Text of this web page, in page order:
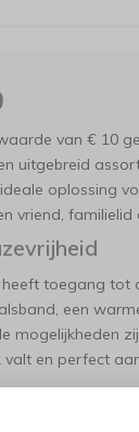
van € 10
uitgebreid
oplossing
vriend,
toegang tot
een
mogelijkheden
en perfect
bon is geldig